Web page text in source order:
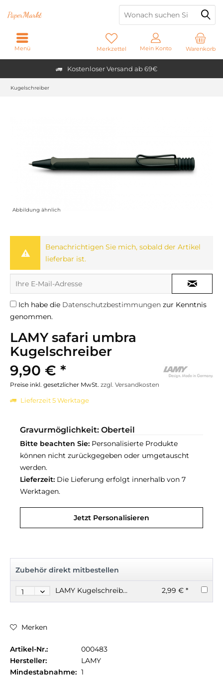
Kostenloser Versand ab 69€
PaperMarkt
Warenkorb
Merkzettel Mein Konto
Menü
Kugelschreiber
Abbildung ähnlich
Benachrichtigen Sie mich, sobald der Artikel
lieferbar ist.
Ich habe die Datenschutzbestimmungen zur Kenntnis
genommen.
LAMY safari umbra
Kugelschreiber
9,90 € *
Preise inkl. gesetzlicher MwSt. zzgl. Versandkosten
Lieferzeit 5 Werktage
Gravurmöglichkeit: Oberteil
Bitte beachten Sie: Personalisierte Produkte
können nicht zurückgegeben oder umgetauscht
werden.
Lieferzeit: Die Lieferung erfolgt innerhalb von 7
Werktagen.
Jetzt Personalisieren
Zubehör direkt mitbestellen
LAMY Kugelschreiber-Großraummine M16 2,99 € *
Merken
Artikel-Nr.:
000483
Hersteller:
LAMY
Mindestabnahme: 1